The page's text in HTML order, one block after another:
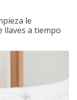
le
llaves a tiempo